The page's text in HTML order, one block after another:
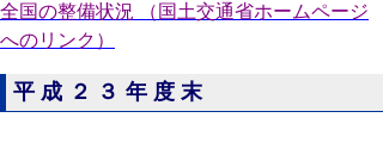
全国の整備状況 （国土交通省ホームページ
へのリンク）
平成２３年度末